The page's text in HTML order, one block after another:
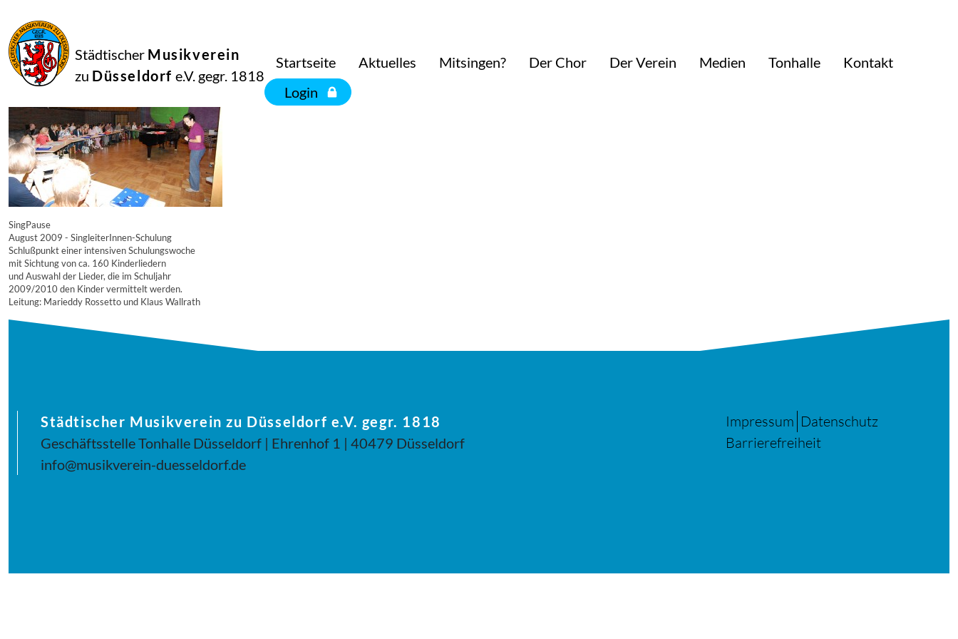
Städtischer Musikverein
zu Düsseldorf e.V. gegr. 1818
Startseite Aktuelles Mitsingen? Der Chor Der Verein Medien Tonhalle
Kontakt
Login
September
2014
Manfred Hill
7416
SingPause
August 2009 - SingleiterInnen-Schulung
Schlußpunkt einer intensiven Schulungswoche
mit Sichtung von ca. 160 Kinderliedern
und Auswahl der Lieder, die im Schuljahr
2009/2010 den Kinder vermittelt werden.
Leitung: Marieddy Rossetto und Klaus Wallrath
Städtischer Musikverein zu Düsseldorf e.V. gegr. 1818
Geschäftsstelle Tonhalle Düsseldorf | Ehrenhof 1 | 40479 Düsseldorf
info@musikverein-duesseldorf.de
Impressum Datenschutz
Barrierefreiheit